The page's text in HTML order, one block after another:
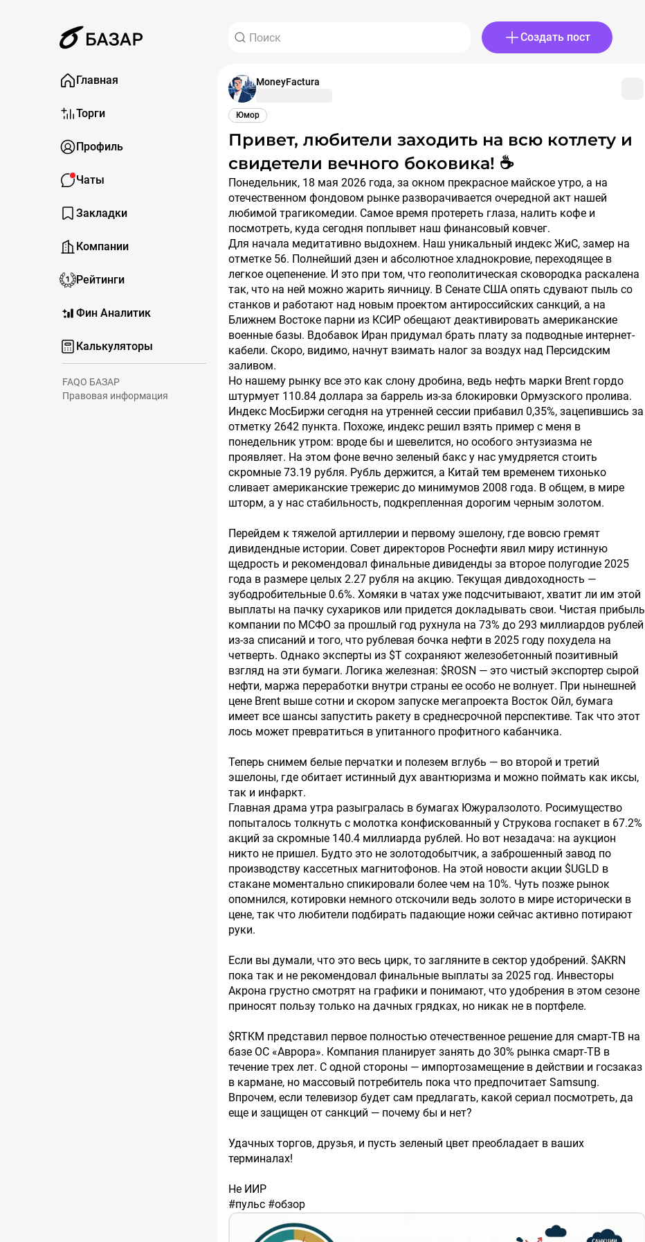
Создать пост
Главная
Торги
Профиль
Чаты
Закладки
Компании
Рейтинги
Фин Аналитик
Калькуляторы
FAQО БАЗАР
Правовая информация
MoneyFactura
Юмор
Привет, любители заходить на всю котлету и
свидетели вечного боковика! ☕️
Понедельник, 18 мая 2026 года, за окном прекрасное майское утро, а на
отечественном фондовом рынке разворачивается очередной акт нашей
любимой трагикомедии. Самое время протереть глаза, налить кофе и
посмотреть, куда сегодня поплывет наш финансовый ковчег.
Для начала медитативно выдохнем. Наш уникальный индекс ЖиС, замер на
отметке 56. Полнейший дзен и абсолютное хладнокровие, переходящее в
легкое оцепенение. И это при том, что геополитическая сковородка раскалена
так, что на ней можно жарить яичницу. В Сенате США опять сдувают пыль со
станков и работают над новым проектом антироссийских санкций, а на
Ближнем Востоке парни из КСИР обещают деактивировать американские
военные базы. Вдобавок Иран придумал брать плату за подводные интернет-
кабели. Скоро, видимо, начнут взимать налог за воздух над Персидским
заливом.
Но нашему рынку все это как слону дробина, ведь нефть марки Brent гордо
штурмует 110.84 доллара за баррель из-за блокировки Ормузского пролива.
Индекс МосБиржи сегодня на утренней сессии прибавил 0,35%, зацепившись за
отметку 2642 пункта. Похоже, индекс решил взять пример с меня в
понедельник утром: вроде бы и шевелится, но особого энтузиазма не
проявляет. На этом фоне вечно зеленый бакс у нас умудряется стоить
скромные 73.19 рубля. Рубль держится, а Китай тем временем тихонько
сливает американские трежерис до минимумов 2008 года. В общем, в мире
шторм, а у нас стабильность, подкрепленная дорогим черным золотом.
Перейдем к тяжелой артиллерии и первому эшелону, где вовсю гремят
дивидендные истории. Совет директоров Роснефти явил миру истинную
щедрость и рекомендовал финальные дивиденды за второе полугодие 2025
года в размере целых 2.27 рубля на акцию. Текущая дивдоходность —
зубодробительные 0.6%. Хомяки в чатах уже подсчитывают, хватит ли им этой
выплаты на пачку сухариков или придется докладывать свои. Чистая прибыль
компании по МСФО за прошлый год рухнула на 73% до 293 миллиардов рублей
из-за списаний и того, что рублевая бочка нефти в 2025 году похудела на
четверть. Однако эксперты из $T сохраняют железобетонный позитивный
взгляд на эти бумаги. Логика железная: $ROSN — это чистый экспортер сырой
нефти, маржа переработки внутри страны ее особо не волнует. При нынешней
цене Brent выше сотни и скором запуске мегапроекта Восток Ойл, бумага
имеет все шансы запустить ракету в среднесрочной перспективе. Так что этот
лось может превратиться в упитанного профитного кабанчика.
Теперь снимем белые перчатки и полезем вглубь — во второй и третий
эшелоны, где обитает истинный дух авантюризма и можно поймать как иксы,
так и инфаркт.
Главная драма утра разыгралась в бумагах Южуралзолото. Росимущество
попыталось толкнуть с молотка конфискованный у Струкова госпакет в 67.2%
акций за скромные 140.4 миллиарда рублей. Но вот незадача: на аукцион
никто не пришел. Будто это не золотодобытчик, а заброшенный завод по
производству кассетных магнитофонов. На этой новости акции $UGLD в
стакане моментально спикировали более чем на 10%. Чуть позже рынок
опомнился, котировки немного отскочили ведь золото в мире исторически в
цене, так что любители подбирать падающие ножи сейчас активно потирают
руки.
Если вы думали, что это весь цирк, то загляните в сектор удобрений. $AKRN
пока так и не рекомендовал финальные выплаты за 2025 год. Инвесторы
Акрона грустно смотрят на графики и понимают, что удобрения в этом сезоне
приносят пользу только на дачных грядках, но никак не в портфеле.
$RTKM представил первое полностью отечественное решение для смарт-ТВ на
базе ОС «Аврора». Компания планирует занять до 30% рынка смарт-ТВ в
течение трех лет. С одной стороны — импортозамещение в действии и госзаказ
в кармане, но массовый потребитель пока что предпочитает Samsung.
Впрочем, если телевизор будет сам предлагать, какой сериал посмотреть, да
еще и защищен от санкций — почему бы и нет?
​Удачных торгов, друзья, и пусть зеленый цвет преобладает в ваших
терминалах!
Не ИИР
#пульс #обзор